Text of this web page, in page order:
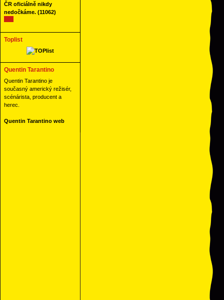
ČR oficiálně nikdy
nedočkáme. (11062)
Toplist
Quentin Tarantino
Quentin Tarantino je
současný americký režisér,
scénárista, producent a
herec.
Quentin Tarantino web